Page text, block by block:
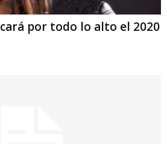
por todo lo alto el 2020